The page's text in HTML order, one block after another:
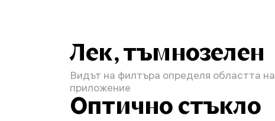
Лек, тъмнозелен
Видът на филтъра определя областта на
приложение
Оптично стъкло